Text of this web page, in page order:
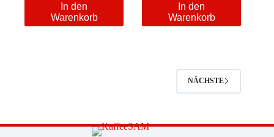
In den
Warenkorb
In den
Warenkorb
NÄCHSTE